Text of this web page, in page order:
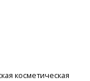
косметическая